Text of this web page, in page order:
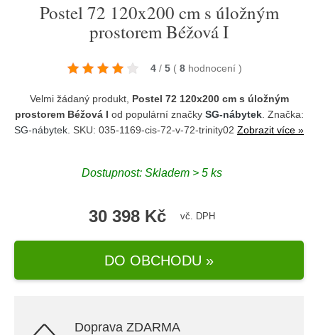
Postel 72 120x200 cm s úložným
prostorem Béžová I
4 / 5 ( 8 hodnocení )
Velmi žádaný produkt, Postel 72 120x200 cm s úložným
prostorem Béžová I od populární značky SG-nábytek. Značka:
SG-nábytek . SKU: 035-1169-cis-72-v-72-trinity02 Zobrazit více »
Dostupnost: Skladem > 5 ks
30 398 Kč vč. DPH
DO OBCHODU »
Doprava ZDARMA